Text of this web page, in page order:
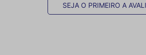
SEJA O PRIMEIRO A